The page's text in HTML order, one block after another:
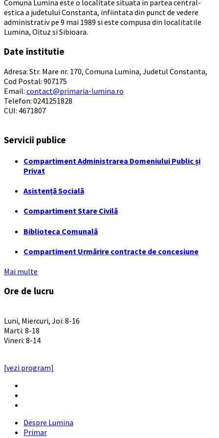
Comuna Lumina este o localitate situata in partea central-
estica a judetului Constanta, infiintata din punct de vedere
administrativ pe 9 mai 1989 si este compusa din localitatile
Lumina, Oituz si Sibioara.
Date institutie
Adresa: Str. Mare nr. 170, Comuna Lumina, Judetul Constanta,
Cod Postal: 907175
Email: contact@primaria-lumina.ro
Telefon: 0241251828
CUI: 4671807
Servicii publice
Compartiment Administrarea Domeniului Public și
Privat
Asistență Socială
Compartiment Stare Civilă
Biblioteca Comunală
Compartiment Urmărire contracte de concesiune
Mai multe
Ore de lucru
Luni, Miercuri, Joi: 8-16
Marti: 8-18
Vineri: 8-14
[vezi program]
Despre Lumina
Primar